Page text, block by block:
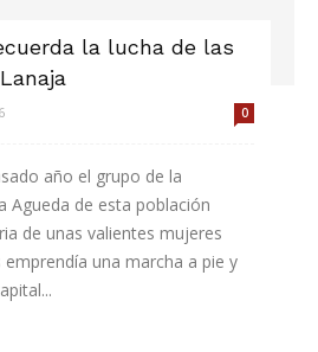
la lucha de las
0
año el grupo de la
Agueda de esta población
de unas valientes mujeres
una marcha a pie y